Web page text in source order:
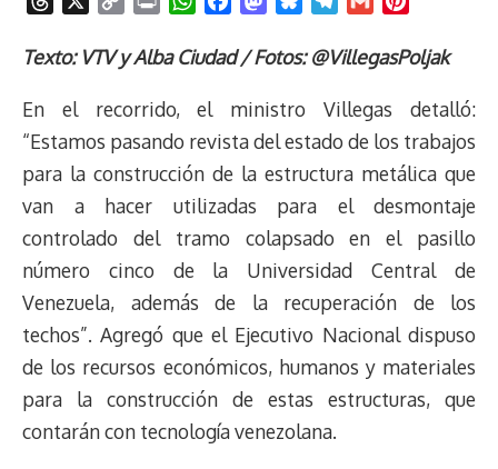
r
d
p
L
i
k
i
t
a
s
A
p
c
b
o
k
s
o
d
n
u
s
k
l
g
r
m
a
l
n
e
r
e
s
t
Texto: VTV y Alba Ciudad / Fotos: @VillegasPoljak
En el recorrido, el ministro Villegas detalló:
“Estamos pasando revista del estado de los trabajos
para la construcción de la estructura metálica que
van a hacer utilizadas para el desmontaje
controlado del tramo colapsado en el pasillo
número cinco de la Universidad Central de
Venezuela, además de la recuperación de los
techos”. Agregó que el Ejecutivo Nacional dispuso
de los recursos económicos, humanos y materiales
para la construcción de estas estructuras, que
contarán con tecnología venezolana.